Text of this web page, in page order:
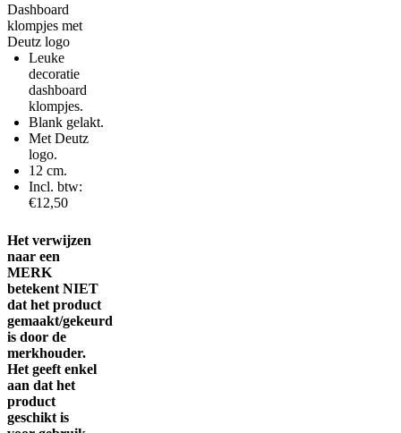
Dashboard
klompjes met
Deutz logo
Leuke
decoratie
dashboard
klompjes.
Blank gelakt.
Met Deutz
logo.
12 cm.
Incl. btw:
€12,50
Het verwijzen
naar een
MERK
betekent NIET
dat het product
gemaakt/gekeurd
is door de
merkhouder.
Het geeft enkel
aan dat het
product
geschikt is